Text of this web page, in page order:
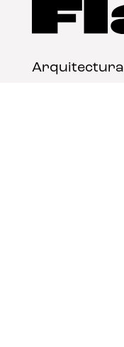
Arquitectura